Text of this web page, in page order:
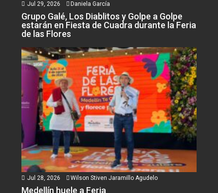
Jul 29, 2026 Daniela García
Grupo Galé, Los Diablitos y Golpe a Golpe
estarán en Fiesta de Cuadra durante la Feria
de las Flores
Jul 28, 2026 Wilson Stiven Jaramillo Agudelo
Medellín huele a Feria